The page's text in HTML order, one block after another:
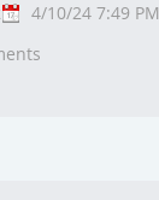
4/10/24 7:49 PM